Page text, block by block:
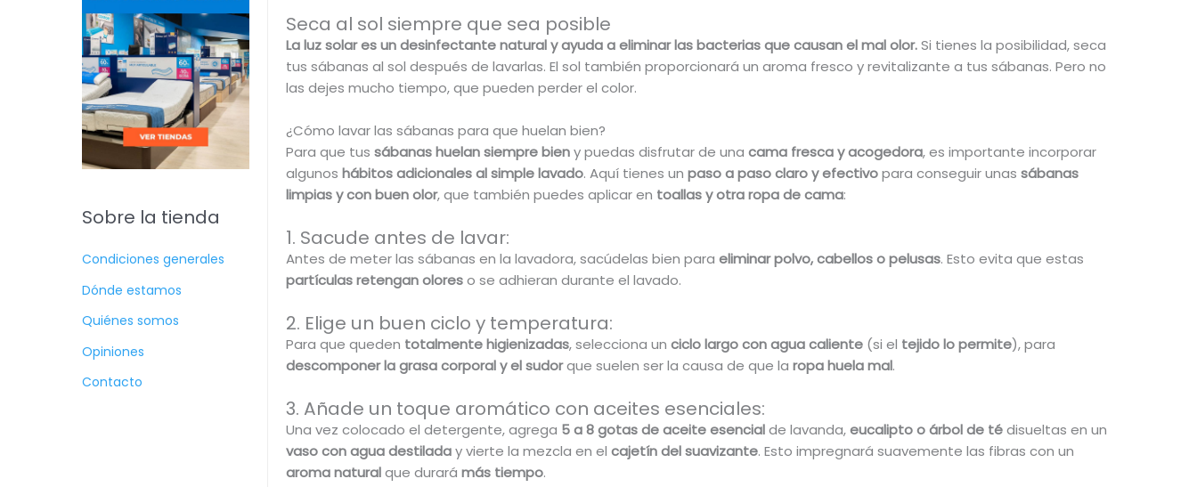
Sobre la tienda
Condiciones generales
Dónde estamos
Quiénes somos
Opiniones
Contacto
Seca al sol siempre que sea posible
La luz solar es un desinfectante natural y ayuda a eliminar las bacterias que causan el mal olor.Si tienes la posibilidad, seca
tus sábanas al sol después de lavarlas. El sol también proporcionará un aroma fresco y revitalizante a tus sábanas. Pero no
las dejes mucho tiempo, que pueden perder el color.
¿Cómo lavar las sábanas para que huelan bien?
Para que tus sábanas huelan siempre bieny puedas disfrutar de una cama fresca y acogedora, es importante incorporar
algunos hábitos adicionales al simple lavado. Aquí tienes un paso a paso claro y efectivopara conseguir unas sábanas
limpias y con buen olor, que también puedes aplicar en toallas y otra ropa de cama:
1. Sacude antes de lavar:
Antes de meter las sábanas en la lavadora, sacúdelas bien para eliminar polvo, cabellos o pelusas. Esto evita que estas
partículas retengan oloreso se adhieran durante el lavado.
2. Elige un buen ciclo y temperatura:
Para que queden totalmente higienizadas, selecciona un ciclo largo con agua caliente (si el tejido lo permite), para
descomponer la grasa corporal y el sudorque suelen ser la causa de que la ropa huela mal.
3. Añade un toque aromático con aceites esenciales:
Una vez colocado el detergente, agrega 5 a 8 gotas de aceite esencialde lavanda,eucalipto o árbol de tédisueltas en un
vaso con agua destiladay vierte la mezcla en el cajetín del suavizante. Esto impregnará suavemente las fibras con un
aroma naturalque durará más tiempo.